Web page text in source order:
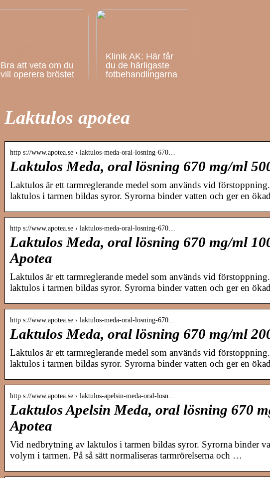
Bra att veta om du
vill operera bröstet
Klinik AK: Här får
du de härligaste
fotbehandlingarna
Laktulos apotea
http s://www.apotea.se › laktulos-meda-oral-losning-670…
Laktulos Meda, oral lösning 670 mg/ml
Laktulos är ett tarmreglerande medel som används vid
laktulos i tarmen bildas syror. Syrorna binder vatten och ger en
http s://www.apotea.se › laktulos-meda-oral-losning-670…
Laktulos Meda, oral lösning 670 mg/ml
Apotea
Laktulos är ett tarmreglerande medel som används vid
laktulos i tarmen bildas syror. Syrorna binder vatten och ger en
http s://www.apotea.se › laktulos-meda-oral-losning-670…
Laktulos Meda, oral lösning 670 mg/ml
Laktulos är ett tarmreglerande medel som används vid
laktulos i tarmen bildas syror. Syrorna binder vatten och ger en
http s://www.apotea.se › laktulos-apelsin-meda-oral-losn…
Laktulos Apelsin Meda, oral lösning 670
Apotea
Vid nedbrytning av laktulos i tarmen bildas syror. Syrorna binder
volym i tarmen. På så sätt normaliseras tarmrörelserna och …